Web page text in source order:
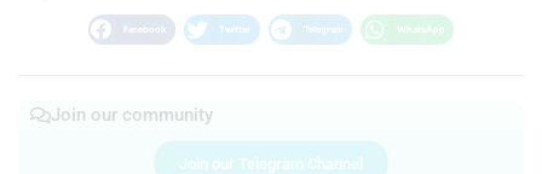
Facebook Twitter Telegram WhatsApp
Join our community
Join our Telegram Channel